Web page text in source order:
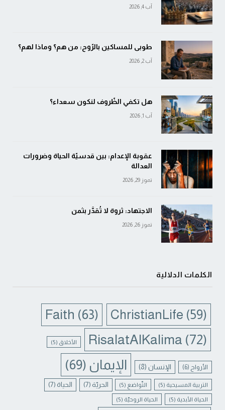
آب 4, 2026
طوبى للمساكين بالرّوح: من هم؟ وماذا لهم؟
آب 2, 2026
هل تكفي الظّروف لنكون سعداء؟
آب 1, 2026
عقوبة الإعدام: بين قدسيّة الحياة وضرورات
العدالة
تموز 29, 2026
الاجتهاد: ثروة لا تُقدَّر بثمن
تموز 26, 2026
الكلمات الدلالية
ChristianLife (59)
Faith (63)
RisalatAlKalima (72) الأخلاق (5)
الأرواح (6) الإنسان(8) الإيمان (69)
التربية المسيحية (5) التّواضع (5) الحريّة (7) الحياة (7)
الحياة الأبدية (5) الحياة الروحيّة (5)